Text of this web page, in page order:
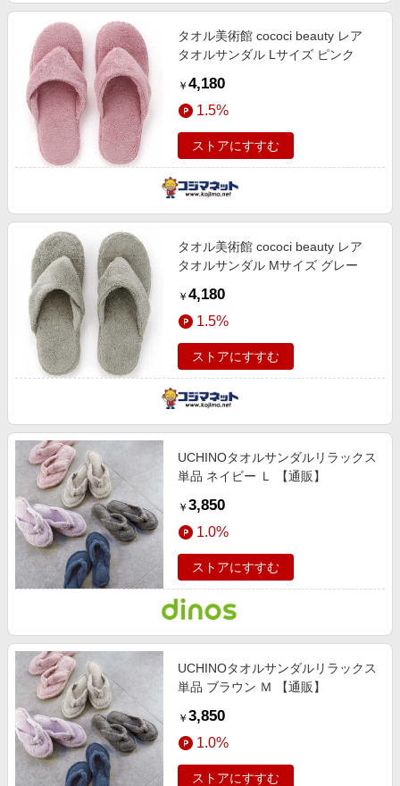
タオル美術館 cococi beauty レア
タオルサンダル Lサイズ ピンク
￥ 4,180
1.5%
ストアにすすむ
タオル美術館 cococi beauty レア
タオルサンダル Mサイズ グレー
￥ 4,180
1.5%
ストアにすすむ
UCHINOタオルサンダルリラックス
単品 ネイビー Ｌ 【通販】
￥ 3,850
1.0%
ストアにすすむ
UCHINOタオルサンダルリラックス
単品 ブラウン Ｍ 【通販】
￥ 3,850
1.0%
ストアにすすむ